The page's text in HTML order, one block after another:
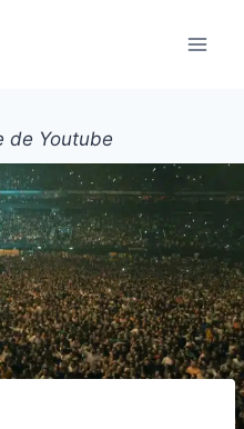
de Youtube